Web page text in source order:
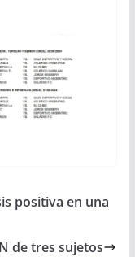
positiva en una
de tres sujetos